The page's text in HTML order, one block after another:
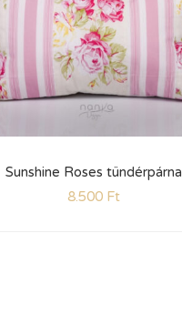
Sunshine Roses tündérpárna
8.500 Ft